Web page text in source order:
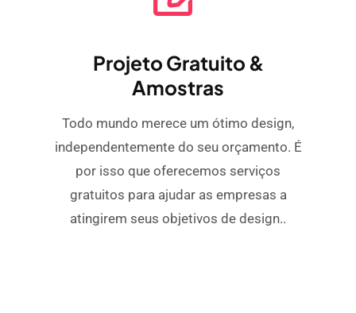
Projeto Gratuito &
Amostras
Todo mundo merece um ótimo design,
independentemente do seu orçamento. É
por isso que oferecemos serviços
gratuitos para ajudar as empresas a
atingirem seus objetivos de design..